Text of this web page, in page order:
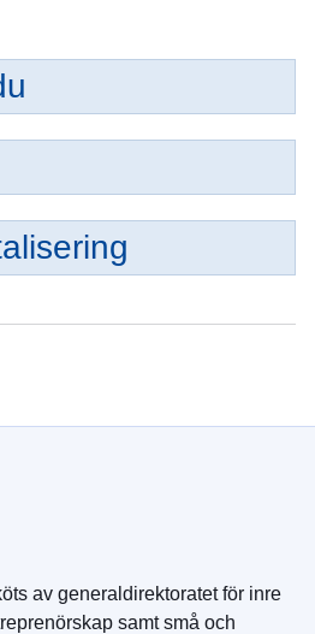
av generaldirektoratet för inre
samt små och